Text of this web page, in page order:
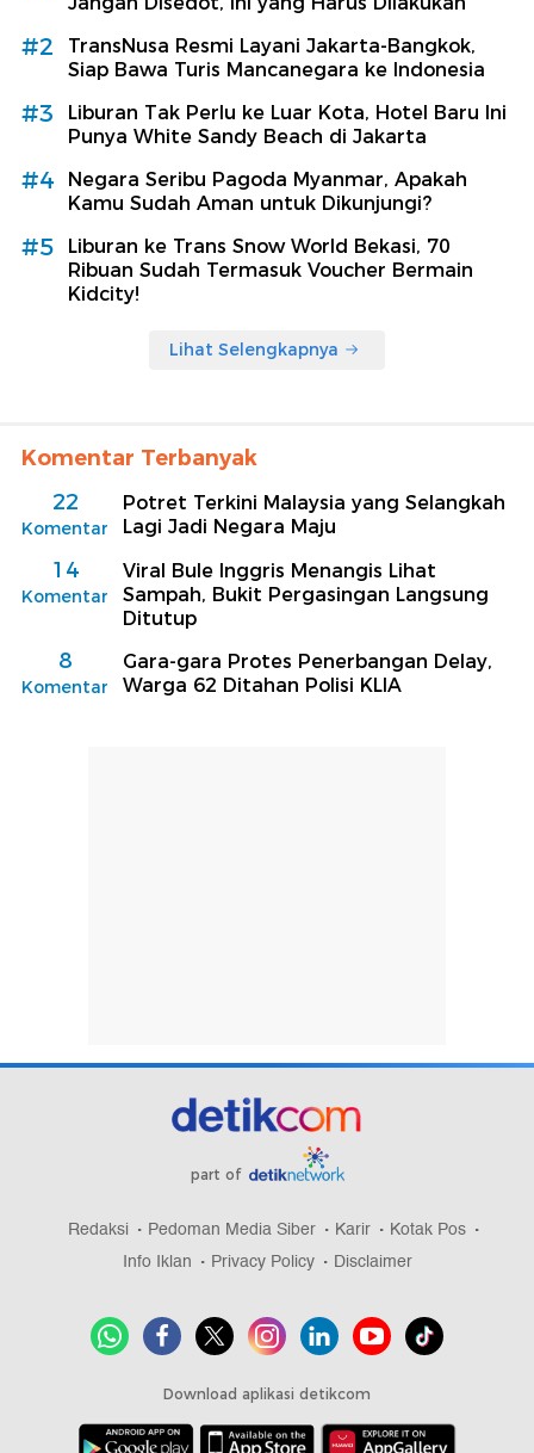
#2
TransNusa Resmi Layani Jakarta-Bangkok,
Siap Bawa Turis Mancanegara ke Indonesia
#3
Liburan Tak Perlu ke Luar Kota, Hotel Baru Ini
Punya White Sandy Beach di Jakarta
#4
Negara Seribu Pagoda Myanmar, Apakah
Kamu Sudah Aman untuk Dikunjungi?
#5
Liburan ke Trans Snow World Bekasi, 70
Ribuan Sudah Termasuk Voucher Bermain
Kidcity!
Lihat Selengkapnya
Komentar Terbanyak
22
Komentar
Potret Terkini Malaysia yang Selangkah
Lagi Jadi Negara Maju
14
Komentar
Viral Bule Inggris Menangis Lihat
Sampah, Bukit Pergasingan Langsung
Ditutup
8
Komentar
Gara-gara Protes Penerbangan Delay,
Warga 62 Ditahan Polisi KLIA
part of
Redaksi Pedoman Media Siber Karir
Kotak Pos
Info Iklan
Privacy Policy Disclaimer
Download aplikasi detikcom